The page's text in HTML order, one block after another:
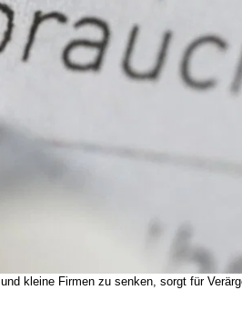
kleine Firmen zu senken, sorgt für